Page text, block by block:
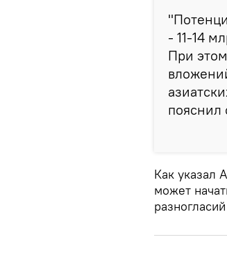
- 11-14
При
пояснил
Как указал
может